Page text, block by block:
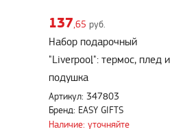
137,65руб.
Набор подарочный
"Liverpool": термос, плед и
подушка
Артикул: 347803
Бренд: EASY GIFTS
Наличие: уточняйте